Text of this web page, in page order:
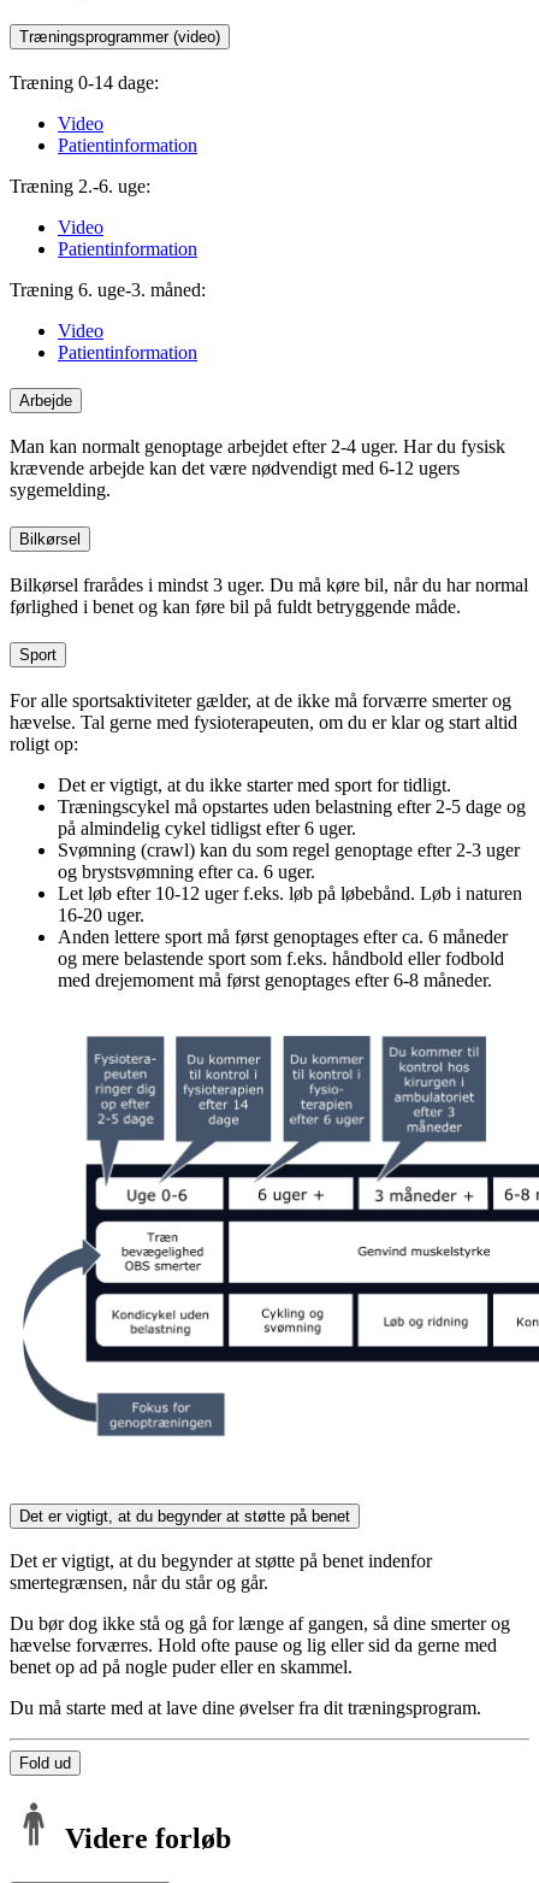
Træningsprogrammer (video)
Træning 0-14 dage:
Video
Patientinformation
Træning 2.-6. uge:
Video
Patientinformation
Træning 6. uge-3. måned:
Video
Patientinformation
Arbejde
Man kan normalt genoptage arbejdet efter 2-4 uger. Har du fysisk
krævende arbejde kan det være nødvendigt med 6-12 ugers
sygemelding.
Bilkørsel
Bilkørsel frarådes i mindst 3 uger. Du må køre bil, når du har normal
førlighed i benet og kan føre bil på fuldt betryggende måde.
Sport
For alle sportsaktiviteter gælder, at de ikke må forværre smerter og
hævelse. Tal gerne med fysioterapeuten, om du er klar og start altid
roligt op:
Det er vigtigt, at du ikke starter med sport for tidligt.
Træningscykel må opstartes uden belastning efter 2-5 dage og
på almindelig cykel tidligst efter 6 uger.
Svømning (crawl) kan du som regel genoptage efter 2-3 uger
og brystsvømning efter ca. 6 uger.
Let løb efter 10-12 uger f.eks. løb på løbebånd. Løb i naturen
16-20 uger.
Anden lettere sport må først genoptages efter ca. 6 måneder
og mere belastende sport som f.eks. håndbold eller fodbold
med drejemoment må først genoptages efter 6-8 måneder.
Det er vigtigt, at du begynder at støtte på benet
Det er vigtigt, at du begynder at støtte på benet indenfor
smertegrænsen, når du står og går.
Du bør dog ikke stå og gå for længe af gangen, så dine smerter og
hævelse forværres. Hold ofte pause og lig eller sid da gerne med
benet op ad på nogle puder eller en skammel.
Du må starte med at lave dine øvelser fra dit træningsprogram.
Fold ud
Videre forløb